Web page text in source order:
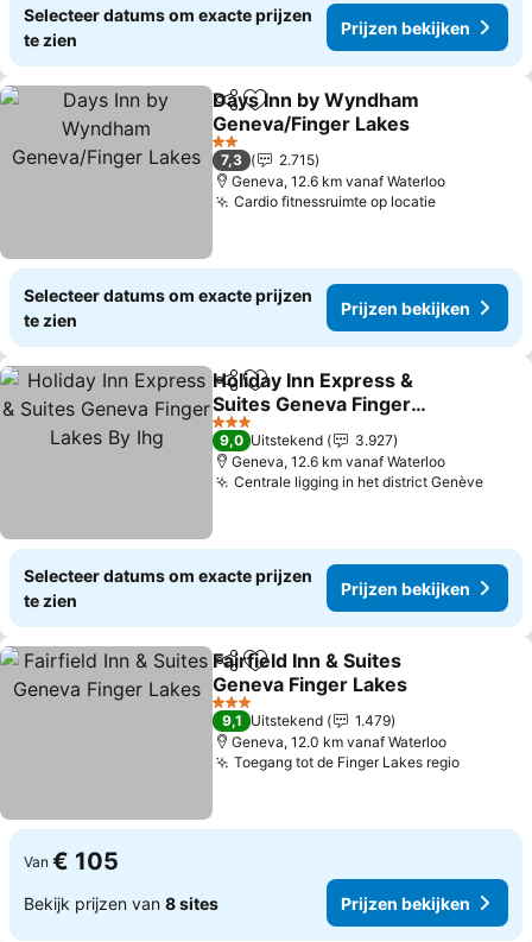
Selecteer datums om exacte prijzen
te zien
Prijzen bekijken
DelenToevoegen aan favorieten
Days Inn by Wyndham
Geneva/Finger Lakes
2 Sterren
7,3
2.715
Geneva, 12.6 km vanaf Waterloo
Cardio fitnessruimte op locatie
Selecteer datums om exacte prijzen
te zien
Prijzen bekijken
DelenToevoegen aan favorieten
Holiday Inn Express &
Suites Geneva Finger
Lakes By Ihg
3 Sterren
9,0 Uitstekend
3.927
Geneva, 12.6 km vanaf Waterloo
Centrale ligging in het district Genève
Selecteer datums om exacte prijzen
te zien
Prijzen bekijken
DelenToevoegen aan favorieten
Fairfield Inn & Suites
Geneva Finger Lakes
3 Sterren
9,1 Uitstekend
1.479
Geneva, 12.0 km vanaf Waterloo
Toegang tot de Finger Lakes regio
Van € 105
Bekijk prijzen van 8 sites Prijzen bekijken